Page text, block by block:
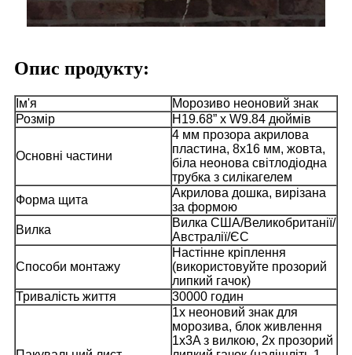
Опис продукту:
Ім'я
Морозиво неоновий знак
Розмір
H19.68” x W9.84 дюймів
Основні частини
4 мм прозора акрилова
пластина, 8x16 мм, жовта,
біла неонова світлодіодна
трубка з силікагелем
Форма щита
Акрилова дошка, вирізана
за формою
Вилка
Вилка США/Великобританії/
Австралії/ЄС
Способи монтажу
Настінне кріплення
(використовуйте прозорий
липкий гачок)
Тривалість життя
30000 годин
1x неоновий знак для
морозива, блок живлення
1x3A з вилкою, 2x прозорий